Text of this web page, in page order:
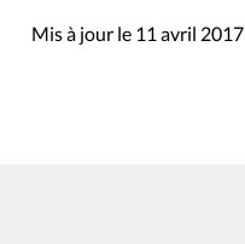
Mis à jour le 11 avril 2017